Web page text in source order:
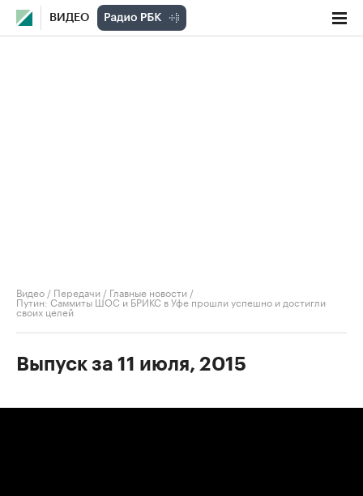
ВИДЕО
Видео / Передачи / Главные новости /
Путин: Саммиты ШОС и БРИКС в Уфе прошли успешно и достигли
своих целей
Выпуск за 11 июля, 2015